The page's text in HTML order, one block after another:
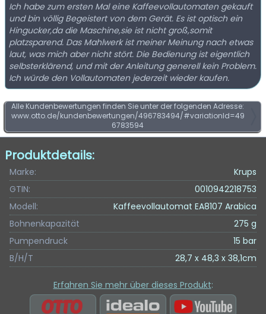
Ich habe zum ersten Mal eine Kaffeevollautomaten gekauft
und bin völlig Begeistert von dem Gerät. Es ist optisch ein
Hingucker,da die Maschine,sie ist nicht groß,somit
platzsparend. Das Mahlwerk ist meiner Meinung nach etwas
laut, was mich aber nicht stört. Die Bedienung ist eigentlich
selbsterklärend, und mit der Anleitung generell kein Problem.
Ich würde den Vollautomaten jederzeit wieder kaufen.
Alle Kundenbewertungen finden Sie unter der folgenden Adresse:
www.otto.de/kundenbewertungen/496783494/#variationId=49
6783594
Produktdetails:
Marke:
Krups
GTIN:
0010942218753
Modell:
Kaffeevollautomat EA8107 Arabica
Bohnenkapazität
275 g
Pumpendruck
15 bar
B/H/T
28,7 x 48,3 x 38,1cm
Erfahren Sie mehr über dieses Produkt: